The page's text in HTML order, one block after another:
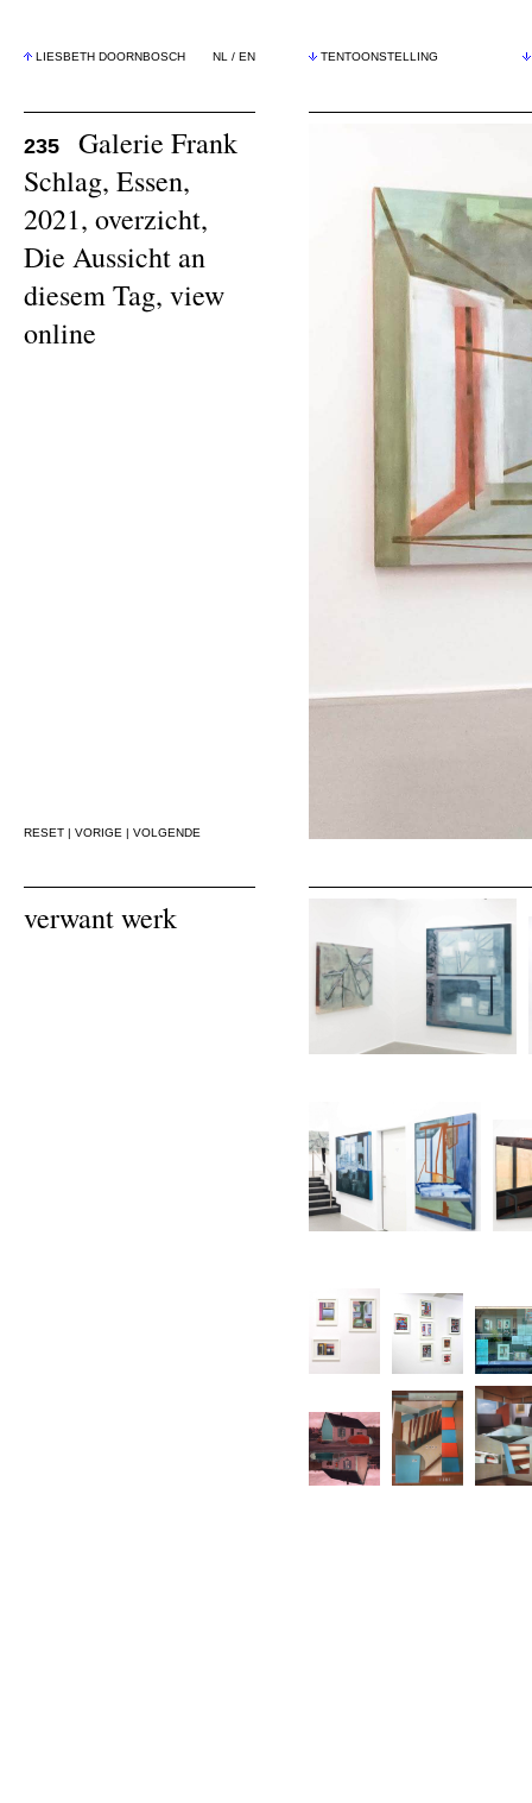
LIESBETH DOORNBOSCH NL / EN TENTOONSTELLING
235
Galerie Frank
Schlag, Essen,
2021, overzicht,
Die Aussicht an
diesem Tag, view
online
RESET | VORIGE | VOLGENDE
verwant werk